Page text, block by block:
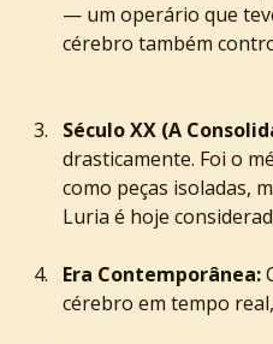
— um operário que
cérebro também
Século XX (A
drasticamente. Foi o
como peças isoladas,
Luria é hoje
Era Contemporânea:
cérebro em tempo